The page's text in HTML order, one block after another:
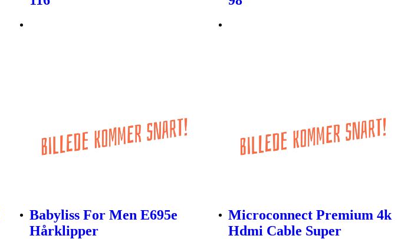
Babyliss For Men E695e
Hårklipper
Microconnect Premium 4k
Hdmi Cable Super